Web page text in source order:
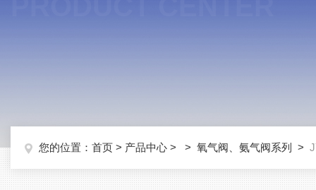
您的位置： 首页 > 产品中心 > > 氧气阀、氨气阀系列 >